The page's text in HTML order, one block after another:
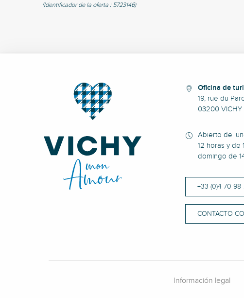
(Identificador de la oferta : 5723146)
Oficina de
19, rue du Parc
03200 VICHY
Abierto de
12 horas y de
domingo de
+33 (0)4 70 98
CONTACTO
Información legal